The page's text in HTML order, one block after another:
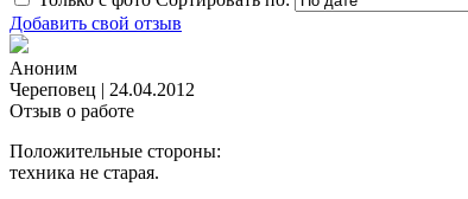
Добавить свой отзыв
Аноним
Череповец | 24.04.2012
Отзыв о работе
Положительные стороны:
техника не старая.